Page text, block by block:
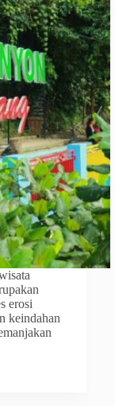
erosi
keindahan